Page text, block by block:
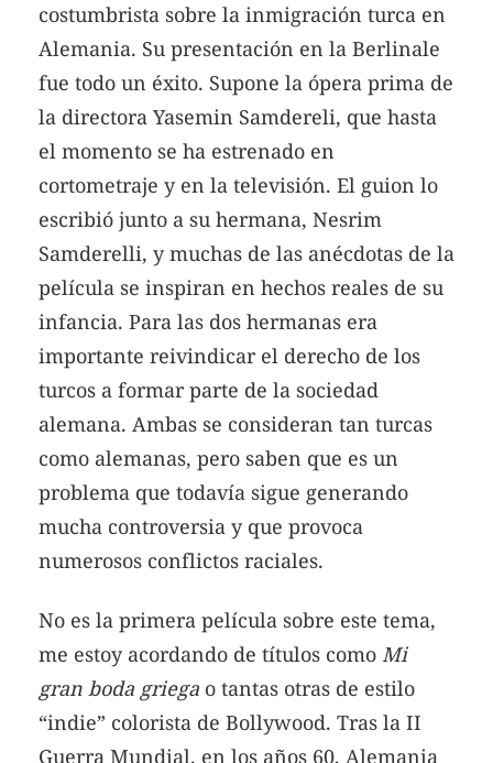
costumbrista sobre la inmigración turca en
Alemania. Su presentación en la Berlinale
fue todo un éxito. Supone la ópera prima de
la directora Yasemin Samdereli, que hasta
el momento se ha estrenado en
cortometraje y en la televisión. El guion lo
escribió junto a su hermana, Nesrim
Samderelli, y muchas de las anécdotas de la
película se inspiran en hechos reales de su
infancia. Para las dos hermanas era
importante reivindicar el derecho de los
turcos a formar parte de la sociedad
alemana. Ambas se consideran tan turcas
como alemanas, pero saben que es un
problema que todavía sigue generando
mucha controversia y que provoca
numerosos conflictos raciales.
No es la primera película sobre este tema,
me estoy acordando de títulos como Mi
gran boda griega o tantas otras de estilo
“indie” colorista de Bollywood. Tras la II
Guerra Mundial, en los años 60, Alemania